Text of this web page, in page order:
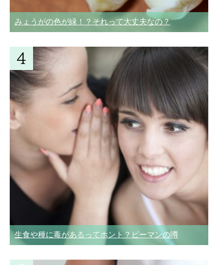
みょうがの色が緑！？それって大丈夫なの？
生食や種に毒があるってホント？ピーマンの噂